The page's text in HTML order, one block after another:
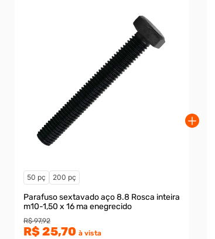
50 pç 200 pç
Parafuso sextavado aço 8.8 Rosca inteira
m10-1,50 x 16 ma enegrecido
R$ 97,92
R$ 25,70 à vista